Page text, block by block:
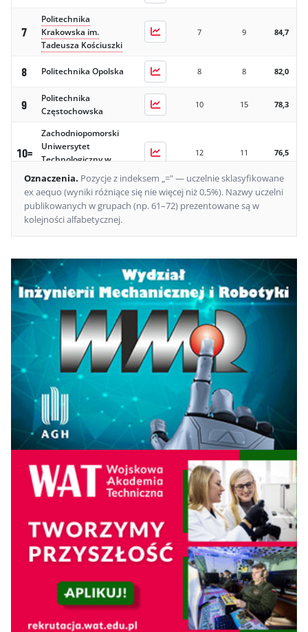
7
Politechnika
Krakowska im.
Tadeusza Kościuszki
7 9 84,7
8 Politechnika Opolska 8 8 82,0
9
Politechnika
Częstochowska
10 15 78,3
10=
Zachodniopomorski
Uniwersytet
Technologiczny w
Szczecinie
12 11 76,5
10= Politechnika Lubelska 10 10 76,2
Uniwersytet
Ekonomiczny w
Poznaniu
23
14
Uniwersytet
Ekonomiczny we
Wrocławiu
13 13
Uniwersytet
Zielonogórski
14 11
15=
Uniwersytet
Ekonomiczny w
Krakowie
17
Politechnika
Białostocka
18 23 65,7
Szkoła Główna
Gospodarstwa
Wiejskiego w
22 14 64,5
19=
Politechnika
Rzeszowska im.
Ignacego
18 21 62,6
Uniwersytet Rolniczy
im. Hugona Kołłątaja
w Krakowie
24 15 62,1
Oznaczenia. Pozycje z indeksem „=" — uczelnie sklasyfikowane
ex aequo (wyniki różniące się nie więcej niż 0,5%). Nazwy uczelni
publikowanych w grupach (np. 61–72) prezentowane są w
kolejności alfabetycznej.